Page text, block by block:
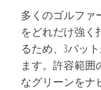
多くのゴルファ
をどれだけ強く
るため、3パッ
ます。許容範
なグリーンをナ